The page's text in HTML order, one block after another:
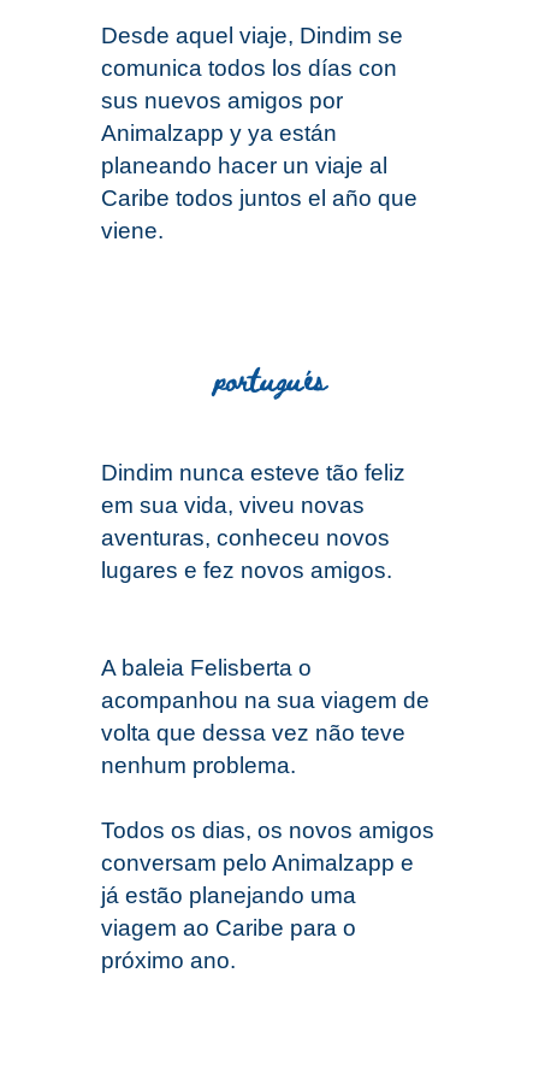
Desde aquel viaje, Dindim se
comunica todos los días con
sus nuevos amigos por
Animalzapp y ya están
planeando hacer un viaje al
Caribe todos juntos el año que
viene.
portugués
Dindim nunca esteve tão feliz
em sua vida, viveu novas
aventuras, conheceu novos
lugares e fez novos amigos.
A baleia Felisberta o
acompanhou na sua viagem de
volta que dessa vez não teve
nenhum problema.
Todos os dias, os novos amigos
conversam pelo Animalzapp e
já estão planejando uma
viagem ao Caribe para o
próximo ano.